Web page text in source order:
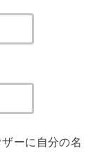
ーに自分の名